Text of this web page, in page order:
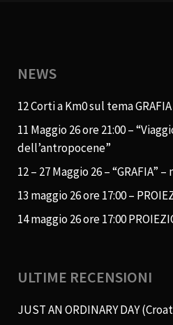
NEWS
12 Corti a Km0 sul tema GRAFIA
11 Maggio 26 ore 21:00 –
dell’antropocene”
12 – 27 Maggio 26 –
13 maggio 26 ore 17:00 –
14 maggio 26 ore 17:00
ULTIME RECENSIONI
JUST AN ORDINARY DAY